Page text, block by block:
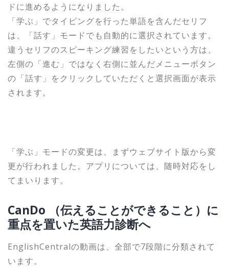
ドに進めるようになりました。
「学ぶ」でタイピングを行った単語を含んだセリフ
は、「話す」モードでも自動的に選択されています。
違うセリフのスピーキング練習をしたいという方は、
左側の「進む」ではなく右側に並んだメニューボタン
の「話す」をクリックしていただくと選択画面が表示
されます。
「学ぶ」モードの変更は、まずウェブサイト版から変
更が行われました。アプリについては、随時対応をし
てまいります。
CanDo （伝えることができること）に
重点を置いた英語力診断へ
EnglishCentralの動画は、全部で7段階に分類されて
います。